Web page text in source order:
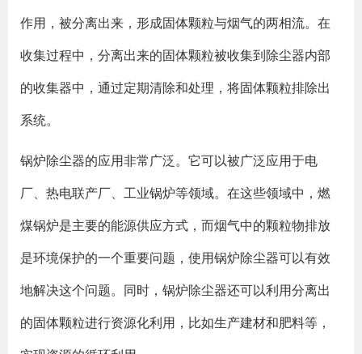
作用，被分离出来，形成固体颗粒与烟气的两相流。在
收集过程中，分离出来的固体颗粒被收集到除尘器内部
的收集器中，通过定期清除和处理，将固体颗粒排除出
系统。
锅炉除尘器的应用非常广泛。它可以被广泛应用于电
厂、热电联产厂、工业锅炉等领域。在这些领域中，燃
煤锅炉是主要的能源供应方式，而烟气中的颗粒物排放
是环境保护的一个重要问题，使用锅炉除尘器可以有效
地解决这个问题。同时，锅炉除尘器还可以利用分离出
的固体颗粒进行资源化利用，比如生产建材和肥料等，